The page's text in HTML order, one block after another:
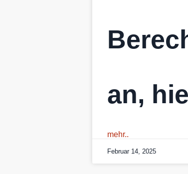
an,
mehr..
Februar 14, 2025